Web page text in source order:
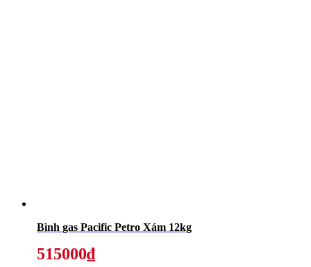
Bình gas Pacific Petro Xám 12kg
515000₫